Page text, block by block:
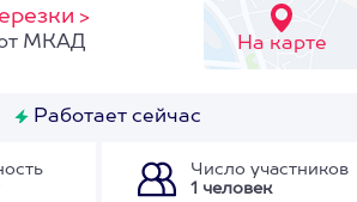
>
На карте
от МКАД
Работает сейчас
Число участников
1 человек